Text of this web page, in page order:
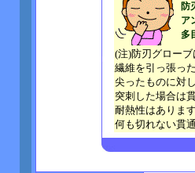
防
ア
多
(注)防刃グロー
繊維を引っ張っ
尖ったものに対
突刺した場合は
耐熱性はありま
何も切れない貫